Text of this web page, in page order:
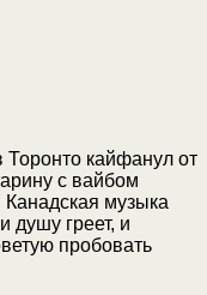
Торонто кайфанул от
с вайбом
музыка
душу греет, и
пробовать